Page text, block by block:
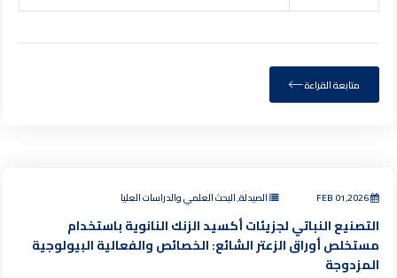
متابعة القراءة
FEB 01,2026 الصيدلة, البحث العلمي والدراسات العليا
التصنيع النباتي لجزيئات أكسيد الزنك النانوية باستخدام
مستخلص أوراق الزعتر الشائع: الخصائص والفعالية البيولوجية
المزدوجة